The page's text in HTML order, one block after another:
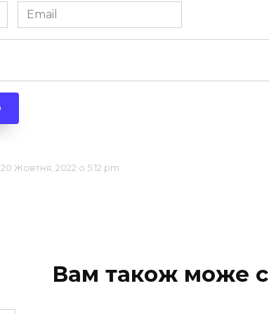
Email
*
20 Жовтня, 2022 о 5:12 pm
Вам також може